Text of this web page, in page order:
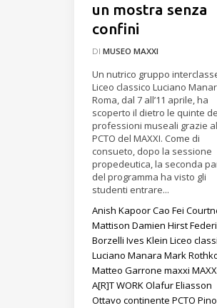
un mostra senza
confini
DI MUSEO MAXXI
Un nutrico gruppo
Liceo classico Luciano
Roma, dal 7 all’11 aprile, ha
scoperto il dietro le quinte
professioni museali grazie al
PCTO del MAXXI. Come di
consueto, dopo la sessione
propedeutica, la seconda
del programma ha visto gli
studenti entrare...
Anish KapoorCao Fei
Mattison Damien Hirst
Borzelli Ives Klein Liceo
Luciano Manara Mark
Matteo Garrone maxxi
A[R]T WORKOlafur Eliasson
Ottavo continente PCTO Pino